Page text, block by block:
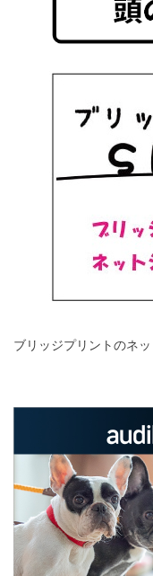
ブリッジプリントのネ